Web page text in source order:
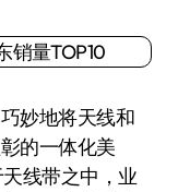
妙地将天线和
的一体化美
线带之中，业